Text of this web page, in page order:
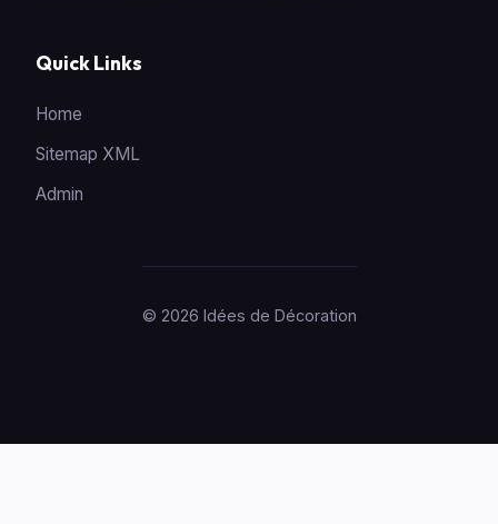
Quick Links
Home
Sitemap XML
Admin
© 2026 Idées de Décoration